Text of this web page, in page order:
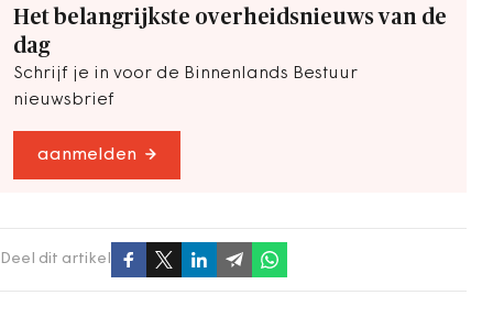
Het belangrijkste overheidsnieuws van de
dag
Schrijf je in voor de Binnenlands Bestuur
nieuwsbrief
aanmelden
Deel dit artikel